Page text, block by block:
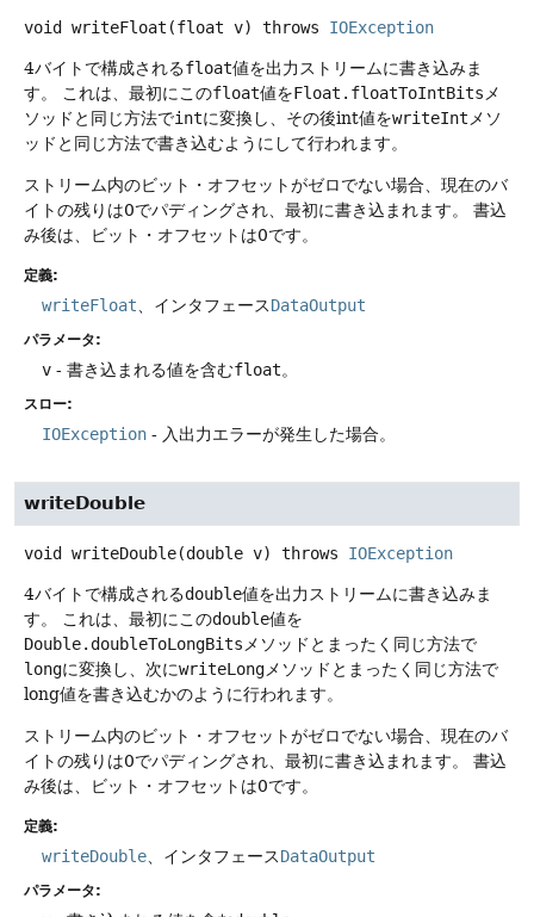
void writeFloat (float v) throws IOException
4バイトで構成されるfloat値を出力ストリームに書き込みま
す。
これは、最初にこのfloat値をFloat.floatToIntBits メ
ソッドと同じ方法でintに変換し、その後int値をwriteInt メソ
ッドと同じ方法で書き込むようにして行われます。
ストリーム内のビット・オフセットがゼロでない場合、現在のバ
イトの残りは0でパディングされ、最初に書き込まれます。
書込
み後は、ビット・オフセットは0です。
定義:
writeFloat 、インタフェースDataOutput
パラメータ:
v - 書き込まれる値を含むfloat。
スロー:
IOException - 入出力エラーが発生した場合。
writeDouble
void writeDouble(double v) throws IOException
4バイトで構成されるdouble値を出力ストリームに書き込みま
す。
これは、最初にこのdouble値を
Double.doubleToLongBits メソッドとまったく同じ方法で
longに変換し、次にwriteLong メソッドとまったく同じ方法で
long値を書き込むかのように行われます。
ストリーム内のビット・オフセットがゼロでない場合、現在のバ
イトの残りは0でパディングされ、最初に書き込まれます。
書込
み後は、ビット・オフセットは0です。
定義:
writeDouble 、インタフェースDataOutput
パラメータ: